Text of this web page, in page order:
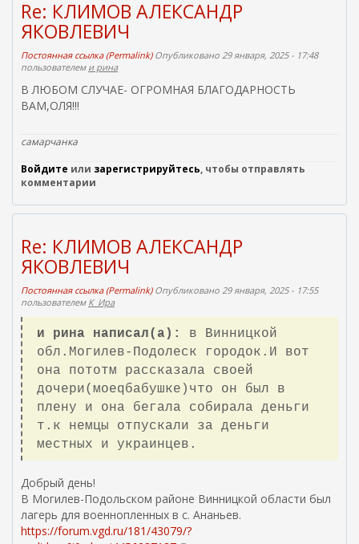
Re: КЛИМОВ АЛЕКСАНДР
ЯКОВЛЕВИЧ
Постоянная ссылка (Permalink)Опубликовано 29 января, 2025 - 17:48
пользователем и рина
В ЛЮБОМ СЛУЧАЕ- ОГРОМНАЯ БЛАГОДАРНОСТЬ
ВАМ,ОЛЯ!!!
самарчанка
Войдите или зарегистрируйтесь, чтобы отправлять
комментарии
Re: КЛИМОВ АЛЕКСАНДР
ЯКОВЛЕВИЧ
Постоянная ссылка (Permalink)Опубликовано 29 января, 2025 - 17:55
пользователем К_Ира
и рина написал(а):
в Винницкой
обл.Могилев-Подолеск городок.И вот
она пототм раccказала своей
дочери(моеqбабушке)что он был в
плену и она бегала собирала деньги
т.к немцы отпускали за деньги
местных и украинцев.
Добрый день!
В Могилев-Подольском районе Винницкой области был
лагерь для военнопленных в с. Ананьев.
https://forum.vgd.ru/181/43079/?